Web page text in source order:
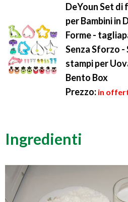
DeYoun Set
per Bambini in
Forme -
Senza Sforzo
stampi per
Bento Box
Prezzo: in
Ingredienti